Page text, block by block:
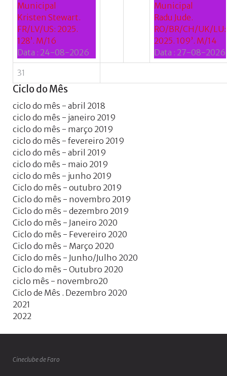
Municipal
Kristen Stewart.
FR/LV/US: 2025.
128’. M/16
Data : 24-08-2026
Municipal
Radu Jude.
RO/BR/CH/UK/LU:
2025. 109’. M/14
Data : 27-08-2026
31
CiclodoMês
ciclo do mês - abril 2018
ciclo do mês - janeiro 2019
ciclo do mês - março 2019
ciclo do mês - fevereiro 2019
ciclo do mês - abril 2019
ciclo do mês - maio 2019
ciclo do mês - junho 2019
Ciclo do mês - outubro 2019
Ciclo do mês - novembro 2019
Ciclo do mês - dezembro 2019
Ciclo do mês - Janeiro 2020
Ciclo do mês - Fevereiro 2020
Ciclo do mês - Março 2020
Ciclo do mês - Junho/Julho 2020
Ciclo do mês - Outubro 2020
ciclo mês - novembro20
Ciclo de Mês . Dezembro 2020
2021
2022
Cineclube de Faro